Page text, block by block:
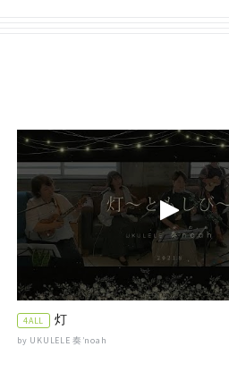
4ALL 灯
by UKULELE 奏’noah